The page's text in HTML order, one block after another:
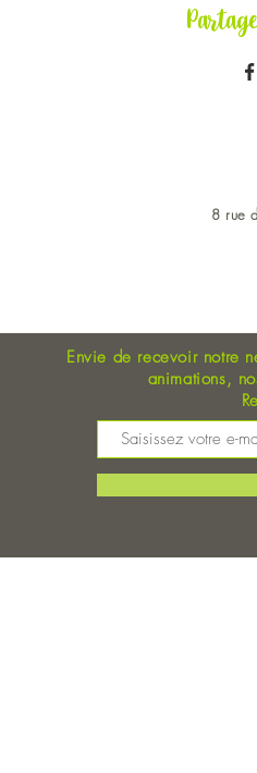
8 rue
Envie de recevoir notre
animations,